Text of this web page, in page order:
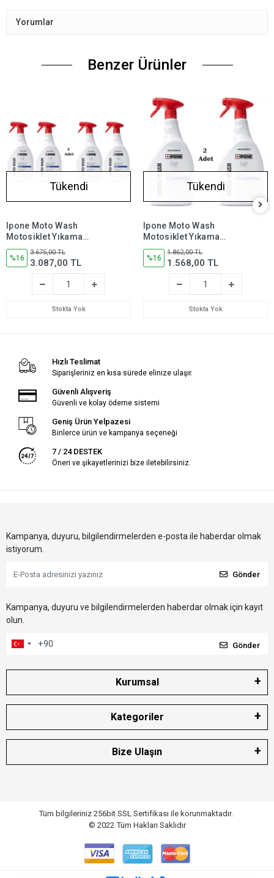
Yorumlar
Benzer Ürünler
Tükendi
Ipone Moto Wash
Motosiklet Yıkama
Şampuanı 1 Litre (4 Adet)
%16
3.675,00 TL
3.087,00 TL
Stokta Yok
Tükendi
Ipone Moto Wash
Motosiklet Yıkama
Şampuanı 1 Litre (2 Adet)
%16
1.862,00 TL
1.568,00 TL
Stokta Yok
Hızlı Teslimat
Siparişleriniz en kısa sürede elinize ulaşır.
Güvenli Alışveriş
Güvenli ve kolay ödeme sistemi
Geniş Ürün Yelpazesi
Binlerce ürün ve kampanya seçeneği
7 / 24 DESTEK
Öneri ve şikayetlerinizi bize iletebilirsiniz.
Kampanya, duyuru, bilgilendirmelerden e-posta ile haberdar olmak
istiyorum.
Gönder
Kampanya, duyuru ve bilgilendirmelerden haberdar olmak için kayıt
olun.
Gönder
Kurumsal
Kategoriler
Bize Ulaşın
Tüm bilgileriniz 256bit SSL Sertifikası ile korunmaktadır.
© 2022 Tüm Hakları Saklıdır